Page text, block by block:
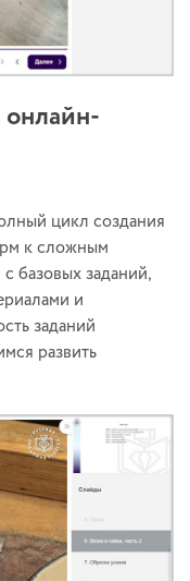
онлайн-
цикл создания
к сложным
базовых заданий,
и
заданий
развить